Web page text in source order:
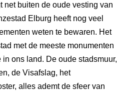
net buiten de oude vesting van
Elburg heeft nog veel
weten te bewaren. Het
met de meeste monumenten
ons land. De oude stadsmuur,
de Visafslag, het
alles ademt de sfeer van